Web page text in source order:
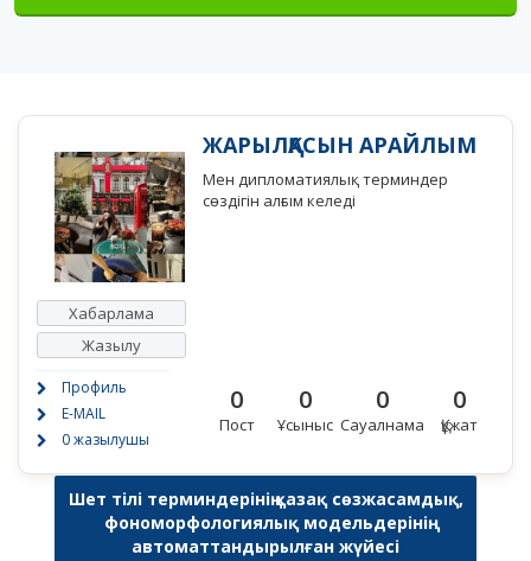
Хабарлама
Жазылу
Профиль
E-MAIL
0 жазылушы
ЖАРЫЛҚАСЫН АРАЙЛЫМ
Мен дипломатиялық терминдер
сөздігін алғым келеді
0
Пост
0
Ұсыныс
0
Сауалнама
0
Құжат
Шет тілі терминдерінің қазақ сөзжасамдық,
фономорфологиялық модельдерінің
автоматтандырылған жүйесі